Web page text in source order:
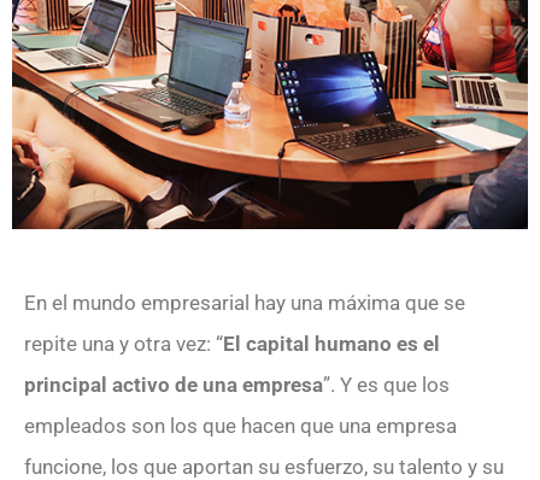
En el mundo empresarial hay una máxima que se
repite una y otra vez: “El capital humano es el
principal activo de una empresa”. Y es que los
empleados son los que hacen que una empresa
funcione, los que aportan su esfuerzo, su talento y su